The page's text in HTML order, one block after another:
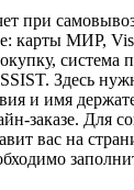
при
карты МИР,
система
Здесь
и имя
заказе. Для
вас на